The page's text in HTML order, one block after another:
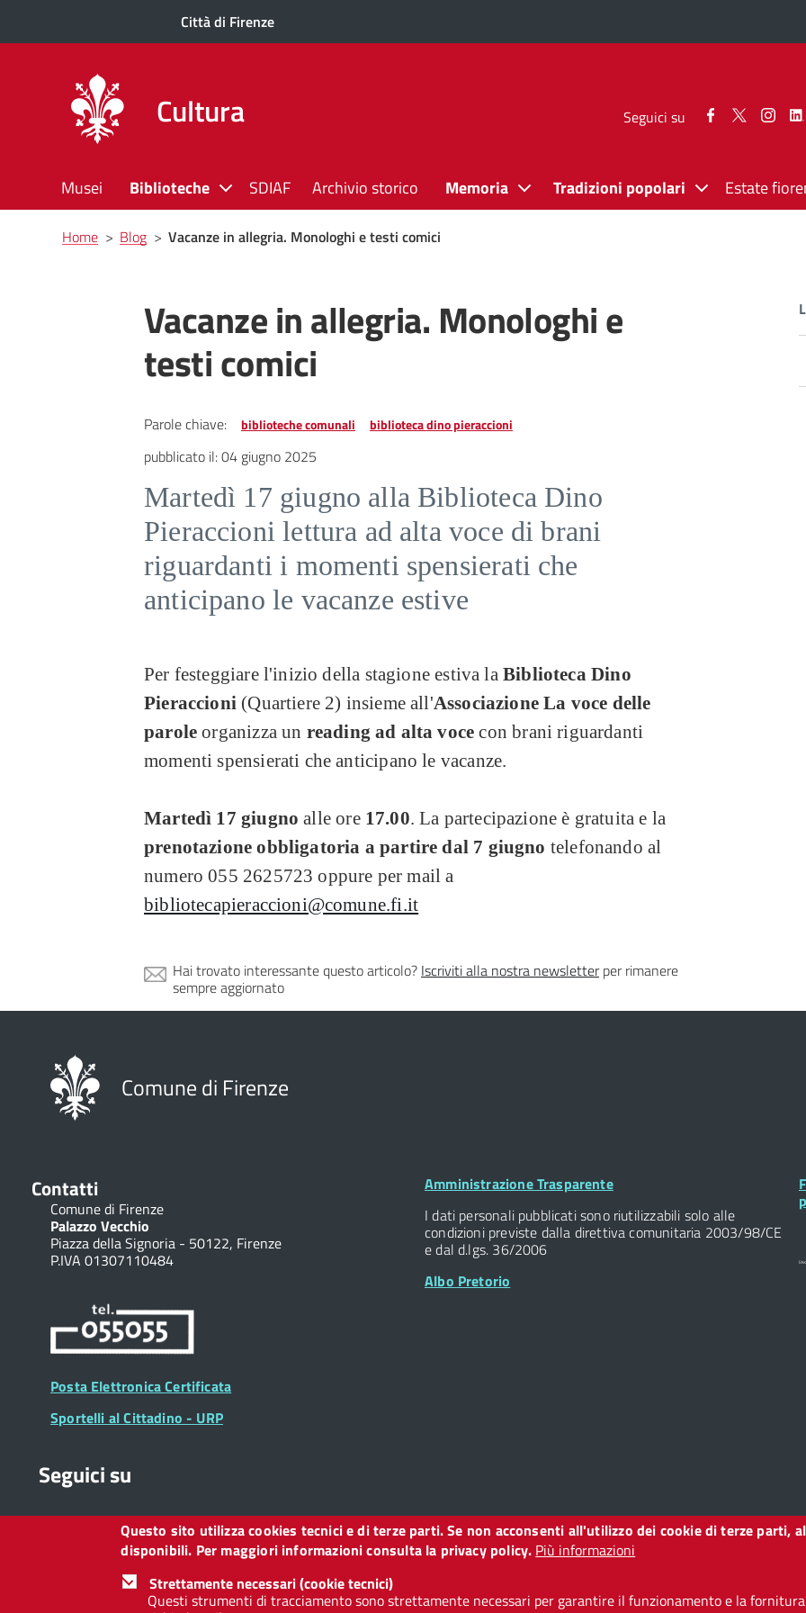
Città di Firenze
Cultura Seguici su
Seguici Seguici
Musei Biblioteche SDIAF Archivio storico Memoria Tradizioni popolari Estate
Briciole
di
Home> Blog> Vacanze in allegria. Monologhi e testi comici
Vacanze in allegria. Monologhi e
testi comici
Parole chiave: biblioteche comunali biblioteca dino pieraccioni
pubblicato il:04 giugno 2025
Martedì 17 giugno alla Biblioteca Dino
Pieraccioni lettura ad alta voce di brani
riguardanti i momenti spensierati che
anticipano le vacanze estive
Per festeggiare l'inizio della stagione estiva la Biblioteca Dino
Pieraccioni(Quartiere 2) insieme all'Associazione La voce delle
paroleorganizza un reading ad alta voce con brani riguardanti
momenti spensierati che anticipano le vacanze.
Martedì 17 giugno alle ore 17.00. La partecipazione è gratuita e la
prenotazione obbligatoria a partire dal 7 giugno telefonando al
numero 055 2625723 oppure per mail a
bibliotecapieraccioni@comune.fi.it
Hai trovato interessante questo articolo? Iscriviti alla nostra newsletterper rimanere
sempre aggiornato
Comune di Firenze
Contatti
Comune di Firenze
Palazzo Vecchio
Piazza della Signoria - 50122, Firenze
P.IVA 01307110484
Posta Elettronica Certificata
Sportelli al Cittadino - URP
Footer
Amministrazione Trasparente
I dati personali pubblicati sono riutilizzabili solo alle
condizioni previste dalla direttiva comunitaria 2003/98/CE
e dal d.lgs. 36/2006
Albo Pretorio
Seguici su
Collegamento
Facebook
Collegamento
a
Twitter
Collegamento
a
Instagram
Collegamento
a
LinkedIn
Collegamento
a
You
Tube
Collegamento
a
Telegram
Collegamento
a
Whatsapp
Questo sito utilizza cookies tecnici e di terze parti. Se non acconsenti all'utilizzo dei cookie di terze parti,
disponibili. Per maggiori informazioni consulta la privacy policy. Più informazioni
Strettamente necessari (cookie tecnici)
Questi strumenti di tracciamento sono strettamente necessari per garantire il funzionamento e la